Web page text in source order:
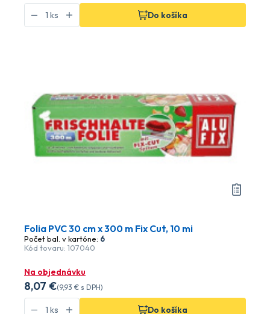
Do košíka
Folia PVC 30 cm x 300 m Fix Cut, 10 mi
Počet bal. v kartóne: 6
Kód tovaru: 107040
Na objednávku
8,07 €(9,93 € s DPH)
Do košíka